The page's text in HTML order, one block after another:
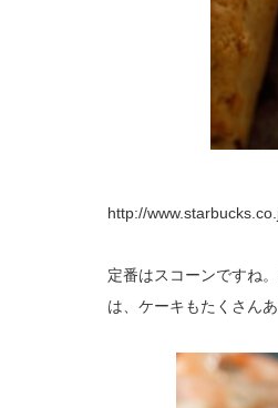
http://
定番はスコーンですね
は、ケーキもたくさん